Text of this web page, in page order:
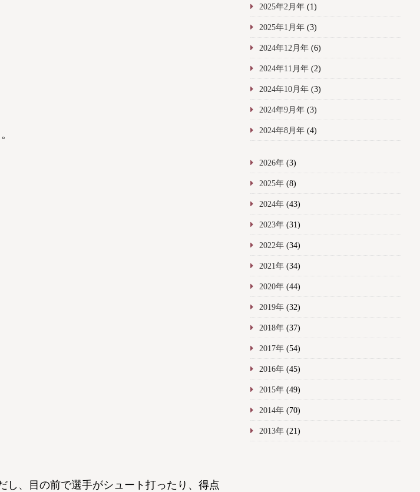
し、目の前で選手がシュート打ったり、得点
2025年2月年(1)
2025年1月年(3)
2024年12月年(6)
2024年11月年(2)
2024年10月年(3)
2024年9月年(3)
2024年8月年(4)
2026年(3)
2025年(8)
2024年(43)
2023年(31)
2022年(34)
2021年(34)
2020年(44)
2019年(32)
2018年(37)
2017年(54)
2016年(45)
2015年(49)
2014年(70)
2013年(21)